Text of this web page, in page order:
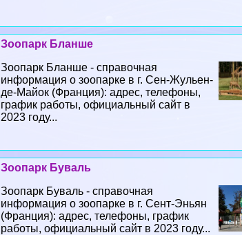
Зоопарк Бланше
Зоопарк Бланше - справочная
информация о зоопарке в г. Сен-Жульен-
де-Майок (Франция): адрес, телефоны,
график работы, официальный сайт в
2023 году...
Зоопарк Буваль
Зоопарк Буваль - справочная
информация о зоопарке в г. Сент-Эньян
(Франция): адрес, телефоны, график
работы, официальный сайт в 2023 году...